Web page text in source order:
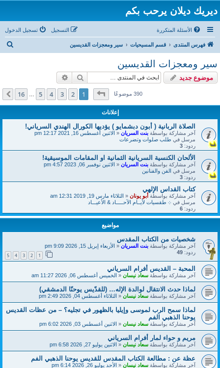
ديريك ديلان يرحب بكم
الأسئلة المتكررة تسجيل الدخول التسجيل
فهرس المنتدى قسم المسيحيات سير ومعجزات القديسين
ب
سير ومعجزات القديسين
موضوع جديد بحث
390 موضوعًاصفحة1من16
1
2
3
4
5
16 التالي
إعلانات
الصلاة الربانية ( أبون دبشمايو ) يؤديها الكورال الهندي السرياني!
آخر مشاركة بواسطةبنت السريان«الاثنين أغسطس 16, 2021 12:17 pm
مرسل فيطلب صلوات وتضرعات
ردود: 3
الألحان الكنسية السريانية الثمانية او المقامات الموسيقية!
آخر مشاركة بواسطةبنت السريان«الاثنين نوفمبر 06, 2023 4:57 pm
مرسل فيالفن والفنانين
ردود: 3
كتاب القداس الإلهي
آخر مشاركة بواسطةأبو يونان«الثلاثاء مارس 19, 2019 12:31 am
مرسل في܀ طقسيات لأيــام الآحـــــاد & الأعيـــاد
ردود: 6
مواضيع
شخصيات من الكتاب المقدس
آخر مشاركة بواسطةبنت السريان«الأربعاء إبريل 15, 2026 9:09 pm
ردود: 49
2
3
4
5
المحبة – القديس أفرام السرياني
آخر مشاركة بواسطةسعاد نيسان«الخميس أغسطس 06, 2026 11:27 am
لماذا حدث الانتقال لوالدة الإله… (للقدّيس يوحنّا الدمشقي)
آخر مشاركة بواسطةسعاد نيسان«الثلاثاء أغسطس 04, 2026 2:49 pm
لماذا سمح الرب لموسى وإيليا بالظهور في تجليه؟ – من عظات القديس
يوحنا الذهبي الفم
آخر مشاركة بواسطةسعاد نيسان«الاثنين أغسطس 03, 2026 6:02 pm
مريم و حواء لمار أفرام السرياني
آخر مشاركة بواسطةسعاد نيسان«الاثنين يوليو 27, 2026 6:58 pm
عظة عن : مطالعة الكتاب المقدس للقديس يوحنا الذهبي الفم
آخر مشاركة بواسطةسعاد نيسان«الأحد يوليو 26, 2026 6:14 pm